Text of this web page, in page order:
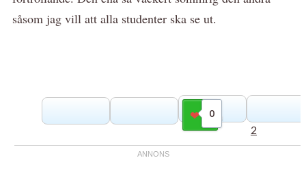
såsom jag vill att alla studenter ska se ut.
0
Gilla
2